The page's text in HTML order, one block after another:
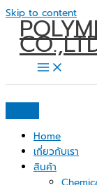
Skip to content
Home
เกี่ยวกับเรา
สินค้า